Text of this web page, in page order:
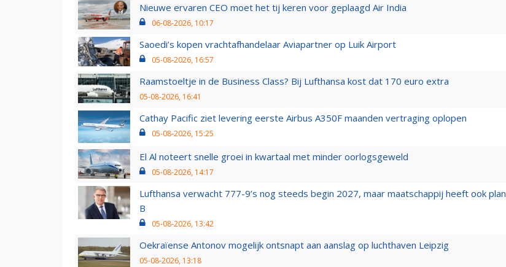
Nieuwe ervaren CEO moet het tij keren voor geplaagd Air India
06-08-2026, 10:17
Saoedi’s kopen vrachtafhandelaar Aviapartner op Luik Airport
05-08-2026, 16:57
Raamstoeltje in de Business Class? Bij Lufthansa kost dat 170 euro extra
05-08-2026, 16:41
Cathay Pacific ziet levering eerste Airbus A350F maanden vertraging oplopen
05-08-2026, 15:25
El Al noteert snelle groei in kwartaal met minder oorlogsgeweld
05-08-2026, 14:17
Lufthansa verwacht 777-9’s nog steeds begin 2027, maar maatschappij heeft ook plan
B
05-08-2026, 13:42
Oekraïense Antonov mogelijk ontsnapt aan aanslag op luchthaven Leipzig
05-08-2026, 13:18